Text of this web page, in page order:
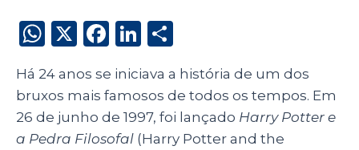
W
a
ts
A
X
F
c
e
b
Li
k
e
dI
a
re
Há 24 anos se iniciava a história de um dos
bruxos mais famosos de todos os tempos. Em
26 de junho de 1997, foi lançado Harry Potter e
a Pedra Filosofal (Harry Potter and the